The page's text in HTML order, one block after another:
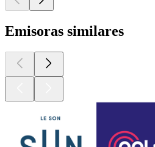
Emisoras similares